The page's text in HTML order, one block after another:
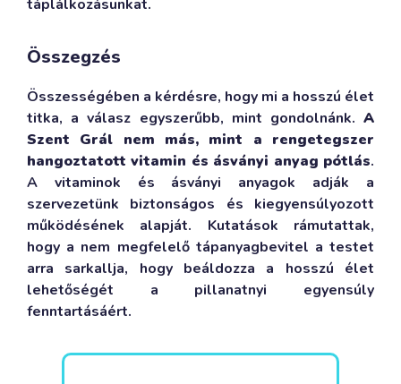
táplálkozásunkat.
Összegzés
Összességében a kérdésre, hogy mi a hosszú élet
titka, a válasz egyszerűbb, mint gondolnánk. A
Szent Grál nem más, mint a rengetegszer
hangoztatott vitamin és ásványi anyag pótlás.
A vitaminok és ásványi anyagok adják a
szervezetünk biztonságos és kiegyensúlyozott
működésének alapját. Kutatások rámutattak,
hogy a nem megfelelő tápanyagbevitel a testet
arra sarkallja, hogy beáldozza a hosszú élet
lehetőségét a pillanatnyi egyensúly
fenntartásáért.